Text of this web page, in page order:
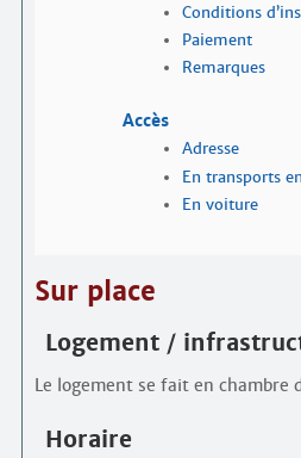
Conditions
Paiement
Remarques
Accès
Adresse
En transports
En voiture
Sur place
Logement /
Le logement se fait en chambre
Horaire